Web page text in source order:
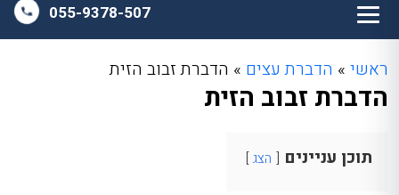
055-9378-507
ראשי » הדברת עצים » הדברת זבוב הזית
הדברת זבוב הזית
תוכן עניינים הצג